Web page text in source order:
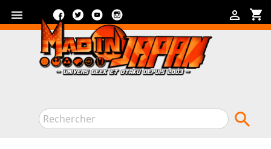
 shopping_cart

FacebookTwitterYouTube
